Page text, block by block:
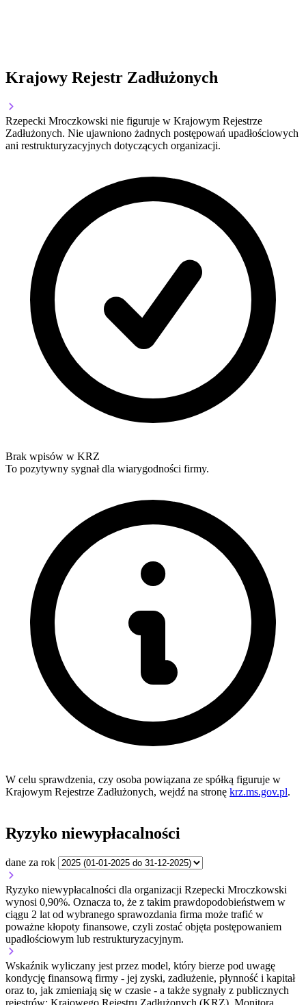
Krajowy Rejestr Zadłużonych
Rzepecki Mroczkowski nie figuruje w Krajowym Rejestrze
Zadłużonych. Nie ujawniono żadnych postępowań upadłościowych
ani restrukturyzacyjnych dotyczących organizacji.
Brak wpisów w KRZ
To pozytywny sygnał dla wiarygodności firmy.
W celu sprawdzenia, czy osoba powiązana ze spółką figuruje w
Krajowym Rejestrze Zadłużonych, wejdź na stronę krz.ms.gov.pl.
Ryzyko niewypłacalności
dane za rok
Ryzyko niewypłacalności dla organizacji Rzepecki Mroczkowski
wynosi 0,90%. Oznacza to, że z takim prawdopodobieństwem w
ciągu 2 lat od wybranego sprawozdania firma może trafić w
poważne kłopoty finansowe, czyli zostać objęta postępowaniem
upadłościowym lub restrukturyzacyjnym.
Wskaźnik wyliczany jest przez model, który bierze pod uwagę
kondycję finansową firmy - jej zyski, zadłużenie, płynność i kapitał
oraz to, jak zmieniają się w czasie - a także sygnały z publicznych